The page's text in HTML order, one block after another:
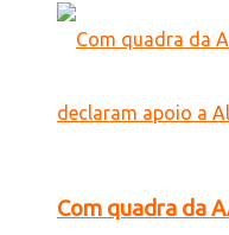
Com quadra da